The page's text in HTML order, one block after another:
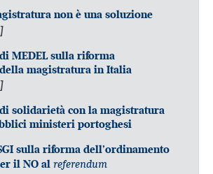
non è una soluzione
MEDEL sulla riforma
magistratura in Italia
solidarietà con la magistratura
ministeri portoghesi
sulla riforma dell’ordinamento
il NO al referendum